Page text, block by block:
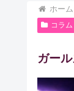
ホーム
コラム
ガー